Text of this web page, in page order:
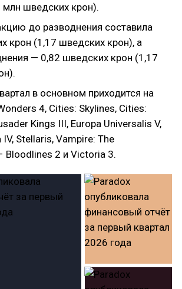
млн шведских крон).
до разводнения составила
крон (1,17 шведских крон), а
— 0,82 шведских крон (1,17
в основном приходится на
4, Cities: Skylines, Cities:
Kings III, Europa Universalis V,
Stellaris, Vampire: The
Bloodlines 2 и Victoria 3.